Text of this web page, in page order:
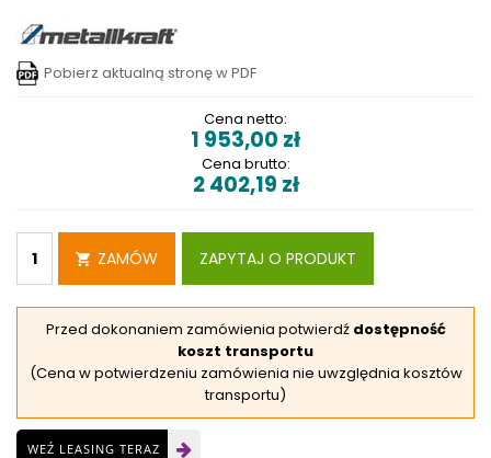
Pobierz aktualną stronę w PDF
Cena netto:
1 953,00 zł
Cena brutto:
2 402,19 zł
ZAMÓW ZAPYTAJ O PRODUKT
Przed dokonaniem zamówienia potwierdź dostępność
koszt transportu
(Cena w potwierdzeniu zamówienia nie uwzględnia kosztów
transportu)
WEŹ LEASING TERAZ